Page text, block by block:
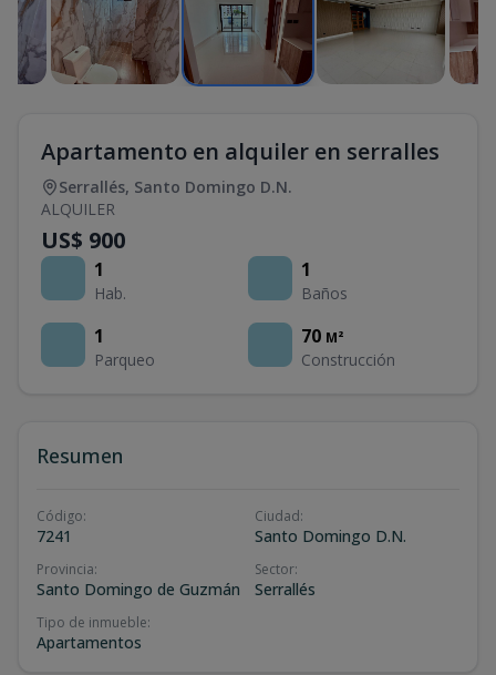
Apartamento en alquiler en serralles
Serrallés, Santo Domingo D.N.
ALQUILER
US$ 900
1
Hab.
1
Baños
1
Parqueo
70 M²
Construcción
Resumen
Código:
7241
Ciudad:
Santo Domingo D.N.
Provincia:
Santo Domingo de Guzmán
Sector:
Serrallés
Tipo de inmueble:
Apartamentos